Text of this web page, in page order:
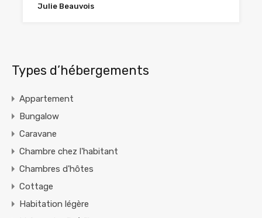
Julie Beauvois
Types d’hébergements
Appartement
Bungalow
Caravane
Chambre chez l'habitant
Chambres d'hôtes
Cottage
Habitation légère